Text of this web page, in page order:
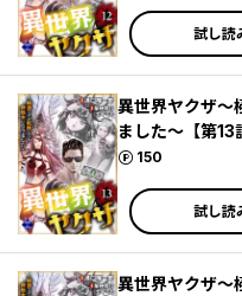
試し読
異世界ヤクザ～
ました～【第13
150
ポイント
試し読
異世界ヤクザ～